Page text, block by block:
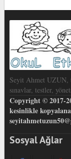
Seyit Ahmet UZUN,
sınavlar, testler,
Copyright © 2017-
kesinlikle
Sosyal Ağlar